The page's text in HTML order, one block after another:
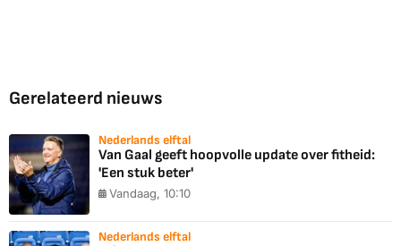
Gerelateerd nieuws
Nederlands elftal
Van Gaal geeft hoopvolle update over fitheid:
'Een stuk beter'
Vandaag, 10:10
Nederlands elftal